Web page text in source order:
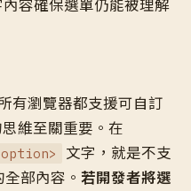
容確保選單仍能被理解
有瀏覽器都支援可自訂
維至關重要。在
文字，就是不支
部內容。 若開發者將選